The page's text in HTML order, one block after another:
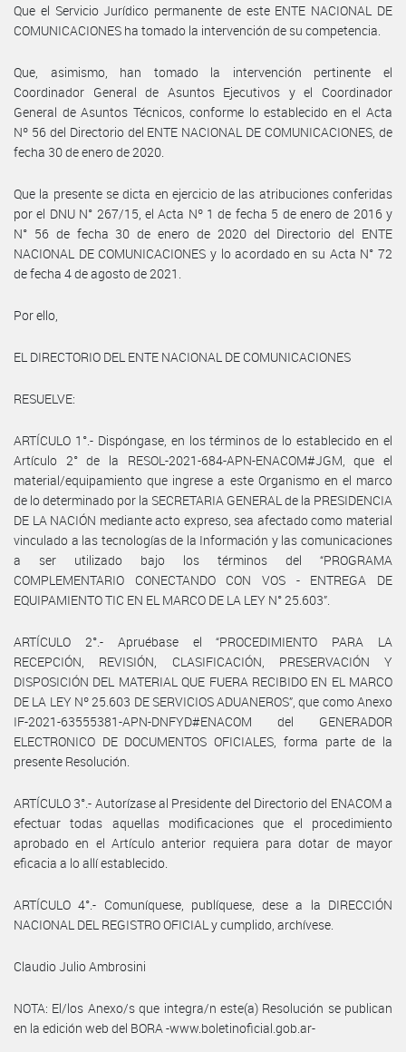
Que el Servicio Jurídico permanente de este ENTE NACIONAL DE
COMUNICACIONES ha tomado la intervención de su competencia.
Que, asimismo, han tomado la intervención pertinente el
Coordinador General de Asuntos Ejecutivos y el Coordinador
General de Asuntos Técnicos, conforme lo establecido en el Acta
Nº 56 del Directorio del ENTE NACIONAL DE COMUNICACIONES, de
fecha 30 de enero de 2020.
Que la presente se dicta en ejercicio de las atribuciones conferidas
por el DNU N° 267/15, el Acta Nº 1 de fecha 5 de enero de 2016 y
N° 56 de fecha 30 de enero de 2020 del Directorio del ENTE
NACIONAL DE COMUNICACIONES y lo acordado en su Acta N° 72
de fecha 4 de agosto de 2021.
Por ello,
EL DIRECTORIO DEL ENTE NACIONAL DE COMUNICACIONES
RESUELVE:
ARTÍCULO 1°.- Dispóngase, en los términos de lo establecido en el
Artículo 2° de la RESOL-2021-684-APN-ENACOM#JGM, que el
material/equipamiento que ingrese a este Organismo en el marco
de lo determinado por la SECRETARIA GENERAL de la PRESIDENCIA
DE LA NACIÓN mediante acto expreso, sea afectado como material
vinculado a las tecnologías de la Información y las comunicaciones
a ser utilizado bajo los términos del “PROGRAMA
COMPLEMENTARIO CONECTANDO CON VOS - ENTREGA DE
EQUIPAMIENTO TIC EN EL MARCO DE LA LEY N° 25.603”.
ARTÍCULO 2°.- Apruébase el “PROCEDIMIENTO PARA LA
RECEPCIÓN, REVISIÓN, CLASIFICACIÓN, PRESERVACIÓN Y
DISPOSICIÓN DEL MATERIAL QUE FUERA RECIBIDO EN EL MARCO
DE LA LEY Nº 25.603 DE SERVICIOS ADUANEROS”, que como Anexo
IF-2021-63555381-APN-DNFYD#ENACOM del GENERADOR
ELECTRONICO DE DOCUMENTOS OFICIALES, forma parte de la
presente Resolución.
ARTÍCULO 3°.- Autorízase al Presidente del Directorio del ENACOM a
efectuar todas aquellas modificaciones que el procedimiento
aprobado en el Artículo anterior requiera para dotar de mayor
eficacia a lo allí establecido.
ARTÍCULO 4°.- Comuníquese, publíquese, dese a la DIRECCIÓN
NACIONAL DEL REGISTRO OFICIAL y cumplido, archívese.
Claudio Julio Ambrosini
NOTA: El/los Anexo/s que integra/n este(a) Resolución se publican
en la edición web del BORA -www.boletinoficial.gob.ar-